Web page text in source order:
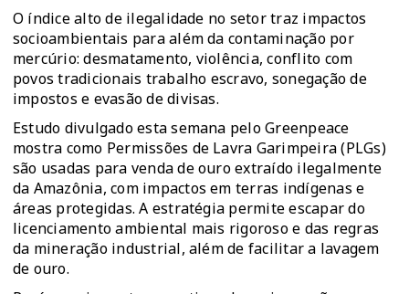
O índice alto de ilegalidade no setor traz impactos
socioambientais para além da contaminação por
mercúrio: desmatamento, violência, conflito com
povos tradicionais trabalho escravo, sonegação de
impostos e evasão de divisas.
Estudo divulgado esta semana peloGreenpeace
mostra como Permissões de Lavra Garimpeira (PLGs)
são usadas para venda de ouro extraído ilegalmente
da Amazônia, com impactos em terras indígenas e
áreas protegidas. A estratégia permite escapar do
licenciamento ambiental mais rigoroso e das regras
da mineração industrial, além de facilitar a lavagem
de ouro.